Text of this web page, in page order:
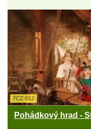
7CZ-012
Pohádkový hrad -